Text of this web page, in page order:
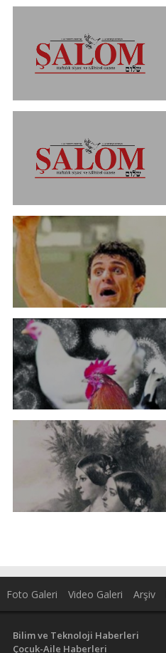
Foto Galeri Video Galeri Arşiv
Bilim ve Teknoloji Haberleri
Çocuk-Aile Haberleri